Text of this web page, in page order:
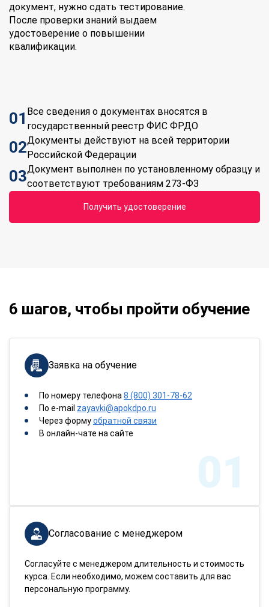
документ, нужно сдать тестирование.
После проверки знаний выдаем
удостоверение о повышении
квалификации.
01 Все сведения о документах вносятся в
государственный реестр ФИС ФРДО
02Документы действуют на всей территории
Российской Федерации
03Документ выполнен по установленному образцу и
соответствуют требованиям 273-ФЗ
Получить удостоверение
6 шагов, чтобы пройти обучение
Заявка на обучение
По номеру телефона 8 (800) 301-78-62
По e-mail zayavki@apokdpo.ru
Через формуобратной связи
В онлайн-чате на сайте
01
Согласование с менеджером
Согласуйте с менеджером длительность и стоимость
курса. Если необходимо, можем составить для вас
персональную программу.